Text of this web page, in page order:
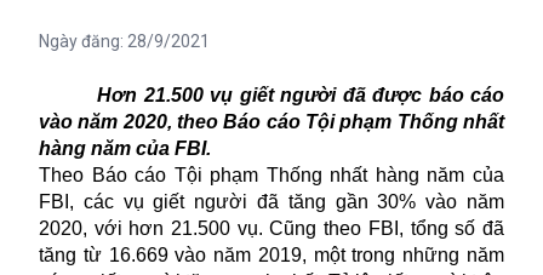
Ngày đăng: 28/9/2021
Hơn 21.500 vụ giết người đã được báo cáo
vào năm 2020, theo Báo cáo Tội phạm Thống nhất
hàng năm của FBI.
Theo Báo cáo Tội phạm Thống nhất hàng năm của
FBI, các vụ giết người đã tăng gần 30% vào năm
2020, với hơn 21.500 vụ. Cũng theo FBI, tổng số đã
tăng từ 16.669 vào năm 2019, một trong những năm